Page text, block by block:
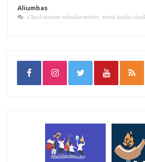
Aliumbas
Chuck norisas nelaukia mirties, mirtis laukia